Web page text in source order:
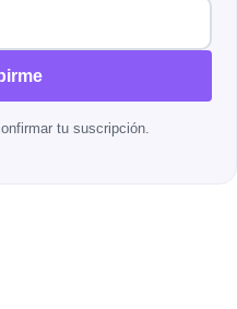
tu suscripción.